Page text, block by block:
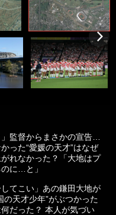
」監督からまさかの宣告…
った“愛媛の天才”はなぜ
がれなかった？「大地はプ
に…と」
してこい」あの鎌田大地が
の天才少年”がぶつかった
何だった？ 本人が気づい